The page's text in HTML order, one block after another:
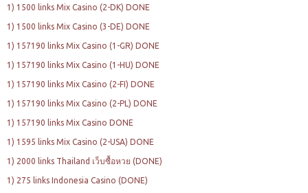
1) 1500 links Mix Casino (2-DK) DONE
1) 1500 links Mix Casino (3-DE) DONE
1) 157190 links Mix Casino (1-GR) DONE
1) 157190 links Mix Casino (1-HU) DONE
1) 157190 links Mix Casino (2-FI) DONE
1) 157190 links Mix Casino (2-PL) DONE
1) 157190 links Mix Casino DONE
1) 1595 links Mix Casino (2-USA) DONE
1) 2000 links Thailand เว็บซื้อหวย (DONE)
1) 275 links Indonesia Casino (DONE)